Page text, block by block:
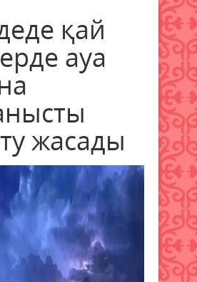
қай
ауа
жасады